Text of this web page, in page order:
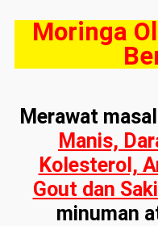
Moringa
Merawat
Manis,
Kolesterol,
Gout dan
minuman